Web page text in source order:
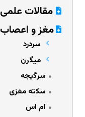
مقالات علمی
مغز و اعصاب
سردرد
میگرن
سرگیجه
سکته مغزی
ام اس